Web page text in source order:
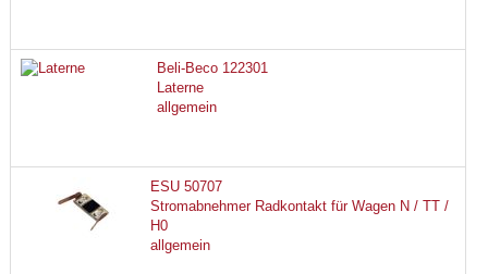
Beli-Beco 122301
Laterne
allgemein
ESU 50707
Stromabnehmer Radkontakt für Wagen N / TT /
H0
allgemein